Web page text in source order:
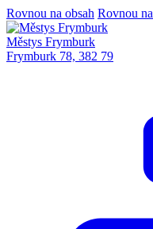
Rovnou na obsah Rovnou
Městys Frymburk
Frymburk 78, 382 79